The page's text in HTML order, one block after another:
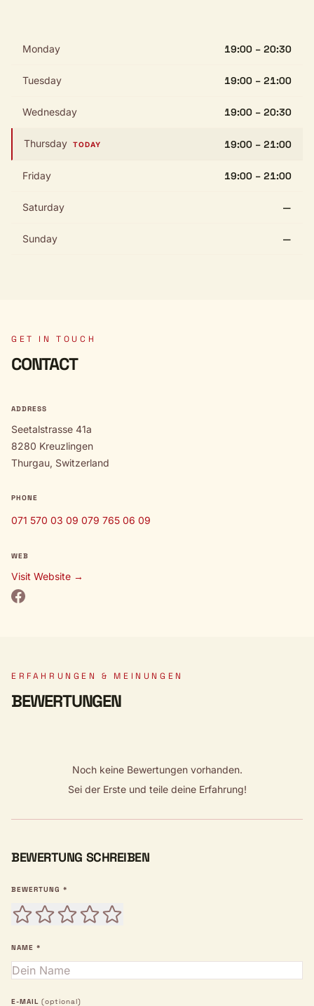
Monday 19:00 – 20:30
Tuesday 19:00 – 21:00
Wednesday 19:00 – 20:30
Thursday TODAY 19:00 – 21:00
Friday 19:00 – 21:00
Saturday —
Sunday —
GET IN TOUCH
CONTACT
ADDRESS
Seetalstrasse 41a
8280 Kreuzlingen
Thurgau, Switzerland
PHONE
071 570 03 09 079 765 06 09
WEB
Visit Website →
ERFAHRUNGEN & MEINUNGEN
BEWERTUNGEN
Noch keine Bewertungen vorhanden.
Sei der Erste und teile deine Erfahrung!
BEWERTUNG SCHREIBEN
BEWERTUNG *
NAME *
E-MAIL (optional)